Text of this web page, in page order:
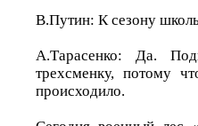
В.Путин: К сезону
А.Тарасенко: Да.
трехсменку, потому
происходило.